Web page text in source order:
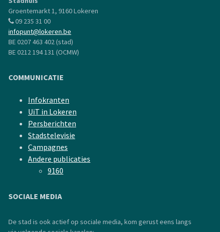
Groentemarkt 1, 9160 Lokeren
09 235 31 00
infopunt@lokeren.be
BE 0207 463 402 (stad)
BE 0212 194 131 (OCMW)
COMMUNICATIE
Infokranten
UiT in Lokeren
Persberichten
Stadstelevisie
Campagnes
Andere publicaties
9160
SOCIALE MEDIA
De stad is ook actief op sociale media, kom gerust eens langs